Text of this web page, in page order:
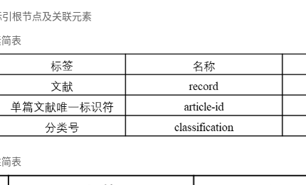
引根节点及关联元素
简表
简表